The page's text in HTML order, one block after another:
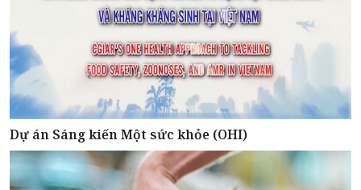
Dự án Sáng kiến Một sức khỏe (OHI)